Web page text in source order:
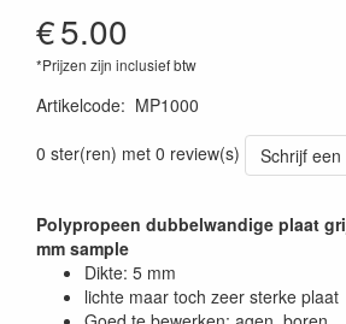
€5.00
*Prijzen zijn inclusief btw
Artikelcode: MP1000
0 ster(ren) met 0 review(s)
Schrijf
Polypropeen dubbelwandige plaat
mm sample
Dikte: 5 mm
lichte maar toch zeer sterke plaat